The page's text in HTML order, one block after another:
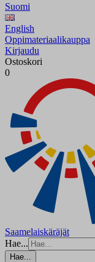
Suomi
English
Oppimateriaalikauppa
Kirjaudu
Ostoskori
0
Saamelaiskäräjät
Hae...
Hae...